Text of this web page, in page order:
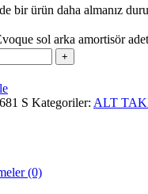
bir ürün daha almanız
sol arka amortisör adet
S Kategoriler: ALT
(0)